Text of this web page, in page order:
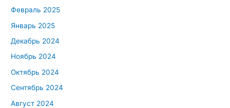
Февраль 2025
Январь 2025
Декабрь 2024
Ноябрь 2024
Октябрь 2024
Сентябрь 2024
Август 2024